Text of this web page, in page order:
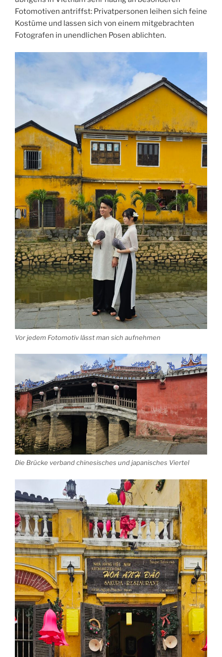
Fotomotiven antriffst: Privatpersonen leihen sich feine
Kostüme und lassen sich von einem mitgebrachten
Fotografen in unendlichen Posen ablichten.
Vor jedem Fotomotiv lässt man sich aufnehmen
Die Brücke verband chinesisches und japanisches Viertel